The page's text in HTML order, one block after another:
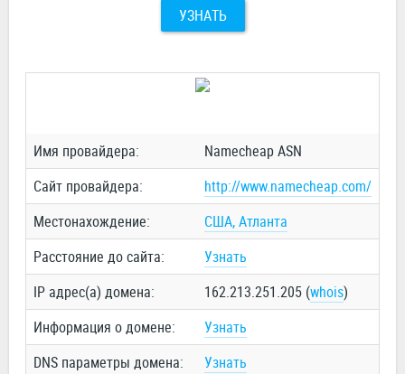
УЗНАТЬ
Имя провайдера:
Namecheap ASN
Сайт провайдера:
http://www.namecheap.com/
Местонахождение:
США, Атланта
Расстояние до сайта:
Узнать
IP адрес(а) домена:
162.213.251.205 (whois)
Информация о домене:
Узнать
DNS параметры домена:
Узнать